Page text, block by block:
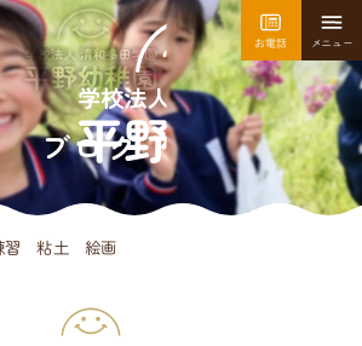
園での生活
お電話 メニュー
ブログ
習 粘土 絵画